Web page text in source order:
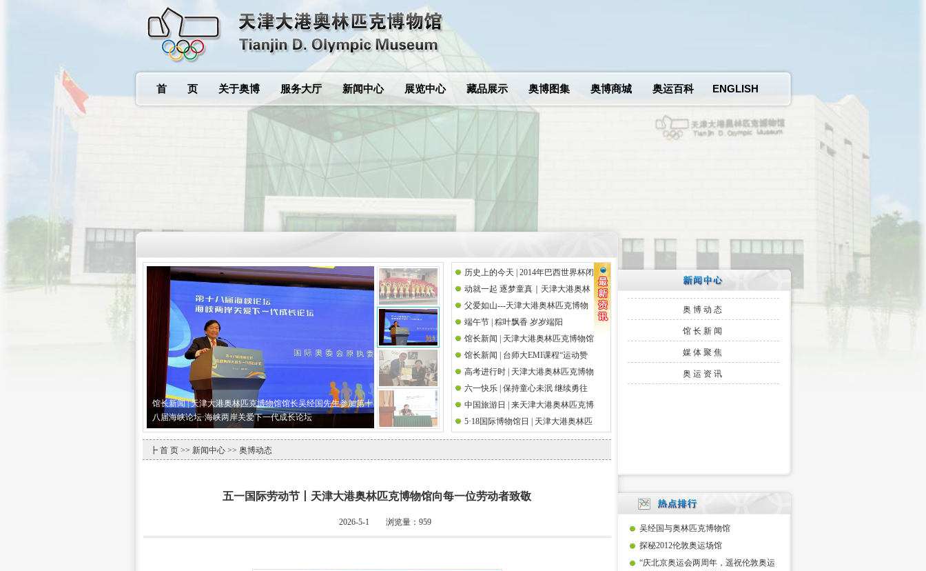
首 页 关于奥博 服务大厅 新闻中心 展览中心 藏品展示 奥博图集 奥博商城 奥运百科 ENGLISH
馆长新闻 | 天津大港奥林匹克博物馆馆长吴经国先生参加第十
八届海峡论坛·海峡两岸关爱下一代成长论坛
历史上的今天 | 2014年巴西世界杯闭
幕式
动就一起 逐梦童真｜天津大港奥林
匹克博物馆携手思而语幼儿园共庆
国际奥林匹克日
父爱如山---天津大港奥林匹克博物
馆祝天下父亲节日快乐
端午节 | 粽叶飘香 岁岁端阳
馆长新闻 | 天津大港奥林匹克博物馆
馆长吴经国先生参加第十八届海峡
论坛·海峡两岸关爱下一代成长论坛
馆长新闻 | 台师大EMI课程“运动赞
助策略研究”师生校外参访前国际奥
委会执行委员吴经国先生
高考进行时 | 天津大港奥林匹克博物
馆祝高考学子金榜题名
六一快乐 | 保持童心未泯 继续勇往
直前
中国旅游日 | 来天津大港奥林匹克博
物馆邂逅奥运文脉
5·18国际博物馆日 | 天津大港奥林匹
克博物馆举办筑桥梁 传圣火奥运观
影系列活动
┣ 首 页 >> 新闻中心 >> 奥博动态
五一国际劳动节丨天津大港奥林匹克博物馆向每一位劳动者致敬
2026-5-1 浏览量： 959
奥博动态
馆长新闻
媒体聚焦
奥运资讯
吴经国与奥林匹克博物馆
探秘2012伦敦奥运场馆
“庆北京奥运会两周年，遥祝伦敦奥运